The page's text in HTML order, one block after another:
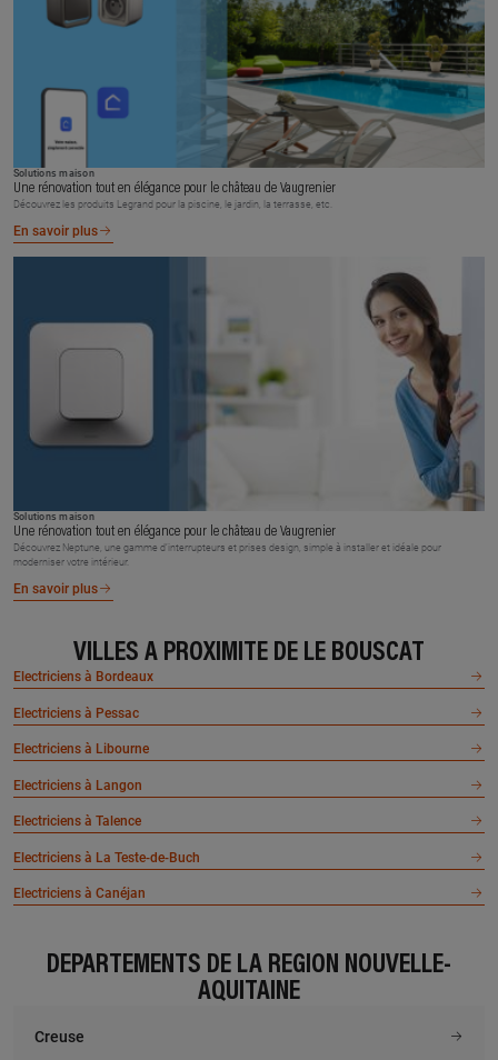
Solutions maison
Une rénovation tout en élégance pour le château de Vaugrenier
Découvrez les produits Legrand pour la piscine, le jardin, la terrasse, etc.
En savoir plus
Solutions maison
Une rénovation tout en élégance pour le château de Vaugrenier
Découvrez Neptune, une gamme d’interrupteurs et prises design, simple à installer et idéale pour
moderniser votre intérieur.
En savoir plus
VILLES À PROXIMITÉ DE LE BOUSCAT
Electriciens à Bordeaux
Electriciens à Pessac
Electriciens à Libourne
Electriciens à Langon
Electriciens à Talence
Electriciens à La Teste-de-Buch
Electriciens à Canéjan
DÉPARTEMENTS DE LA RÉGION NOUVELLE-
AQUITAINE
Creuse